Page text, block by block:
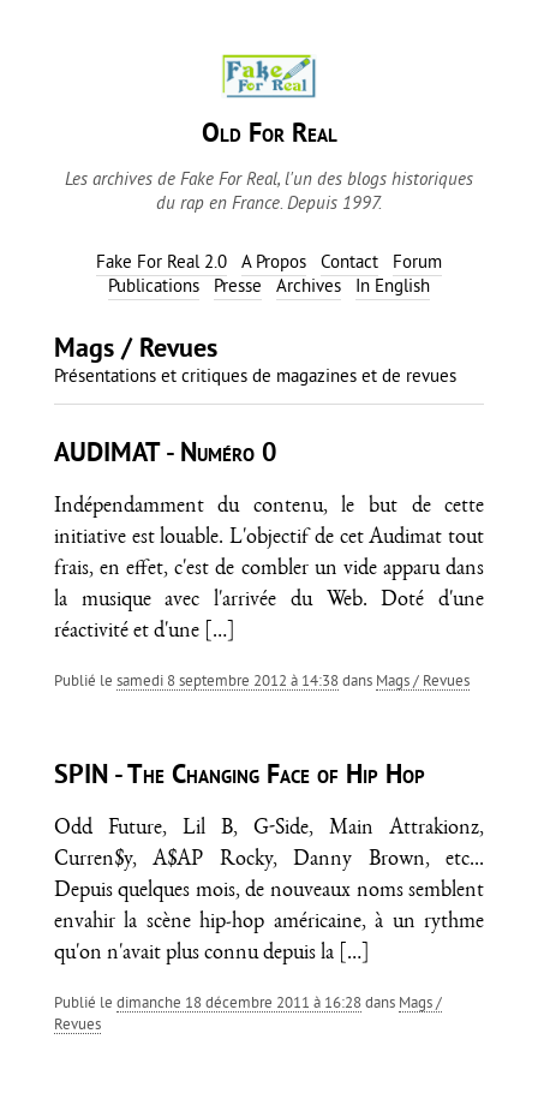
Old For Real
Les archives de Fake For Real, l'un des blogs historiques
du rap en France. Depuis 1997.
Fake For Real 2.0 A Propos Contact
Forum
Publications
Presse Archives In English
Mags / Revues
Présentations et critiques de magazines et de revues
AUDIMAT - Numéro 0
Indépendamment du contenu, le but de cette
initiative est louable. L'objectif de cet Audimat tout
frais, en effet, c'est de combler un vide apparu dans
la musique avec l'arrivée du Web. Doté d'une
réactivité et d'une
[…]
Publié le samedi 8 septembre 2012 à 14:38dans Mags / Revues
SPIN - The Changing Face of Hip Hop
Odd Future, Lil B, G-Side, Main Attrakionz,
Curren$y, A$AP Rocky, Danny Brown, etc...
Depuis quelques mois, de nouveaux noms semblent
envahir la scène hip-hop américaine, à un rythme
qu'on n'avait plus connu depuis la
[…]
Publié le dimanche 18 décembre 2011 à 16:28dans Mags /
Revues